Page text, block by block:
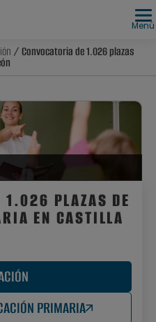
Menú
/ Convocatoria de 1.026 plazas
1.026 PLAZAS DE
EN CASTILLA
PRIMARIA